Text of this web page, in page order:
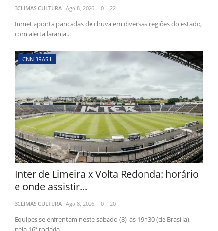
3CLIMAS CULTURA Ago 8, 2026 0 22
Inmet aponta pancadas de chuva em diversas regiões do estado,
com alerta laranja...
CNN BRASIL
Inter de Limeira x Volta Redonda: horário
e onde assistir...
3CLIMAS CULTURA Ago 8, 2026 0 20
Equipes se enfrentam neste sábado (8), às 19h30 (de Brasília),
pela 16ª rodada